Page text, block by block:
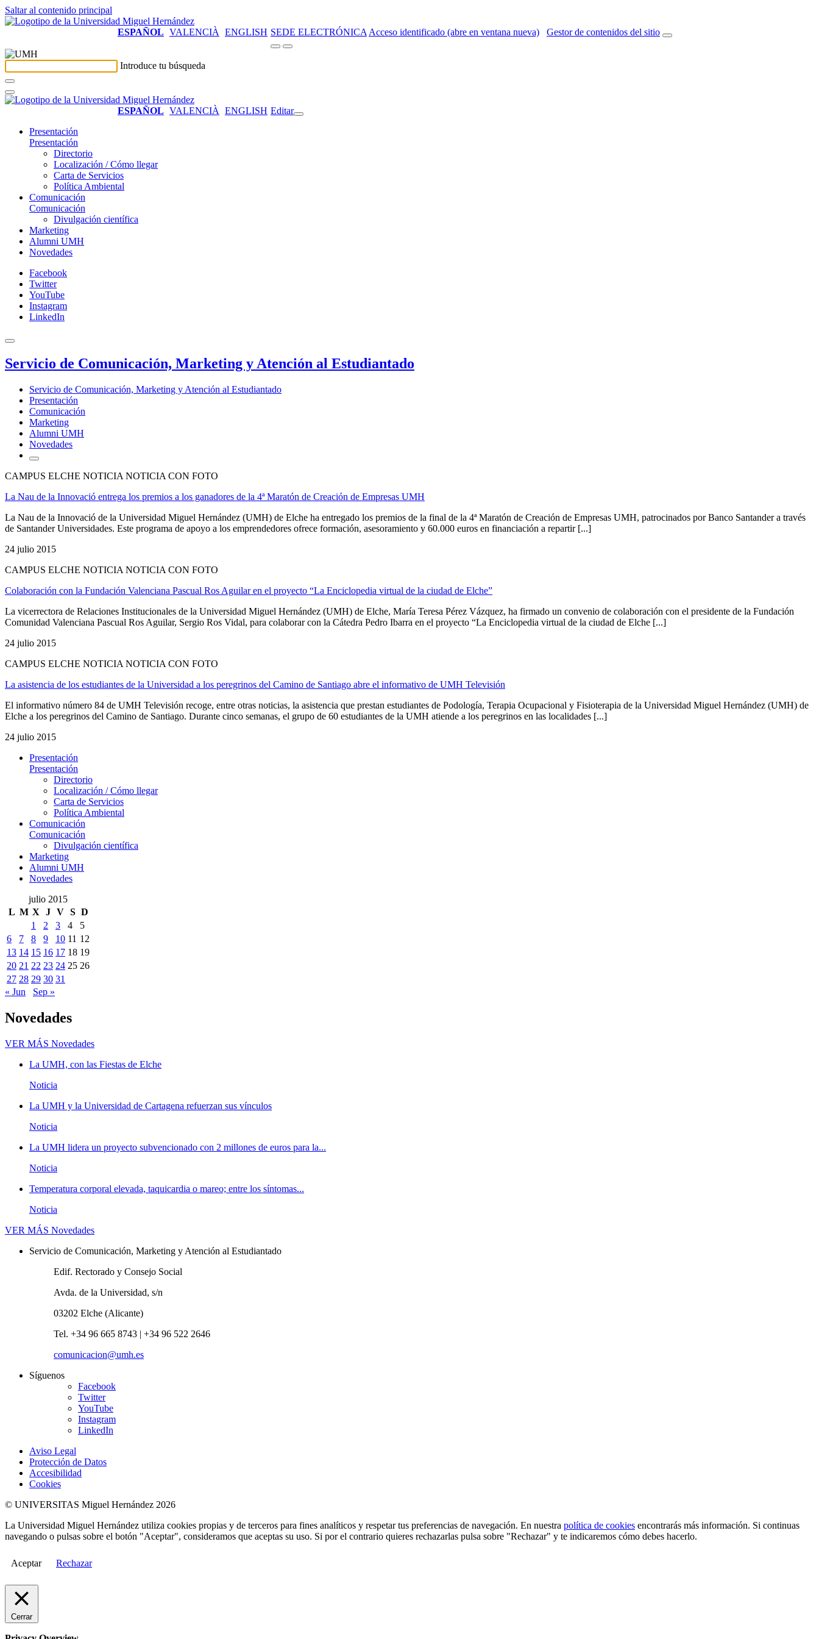
Saltar al contenido principal
ESPAÑOL VALENCIÀ ENGLISH SEDE ELECTRÓNICA Acceso identificado (abre en ventana nueva) Gestor de contenidos del sitio
Introduce tu búsqueda
ESPAÑOL VALENCIÀ ENGLISH Editar
Presentación
Presentación
Directorio
Localización / Cómo llegar
Carta de Servicios
Política Ambiental
Comunicación
Comunicación
Divulgación científica
Marketing
Alumni UMH
Novedades
Facebook
Twitter
YouTube
Instagram
LinkedIn
Servicio de Comunicación, Marketing y Atención al Estudiantado
Servicio de Comunicación, Marketing y Atención al Estudiantado
Presentación
Comunicación
Marketing
Alumni UMH
Novedades
CAMPUS ELCHE NOTICIA NOTICIA CON FOTO
La Nau de la Innovació entrega los premios a los ganadores de la 4ª Maratón de Creación de Empresas UMH
La Nau de la Innovació de la Universidad Miguel Hernández (UMH) de Elche ha entregado los premios de la final de la 4ª Maratón de Creación de Empresas UMH, patrocinados por Banco Santander a través
de Santander Universidades. Este programa de apoyo a los emprendedores ofrece formación, asesoramiento y 60.000 euros en financiación a repartir [...]
24 julio 2015
CAMPUS ELCHE NOTICIA NOTICIA CON FOTO
Colaboración con la Fundación Valenciana Pascual Ros Aguilar en el proyecto “La Enciclopedia virtual de la ciudad de Elche”
La vicerrectora de Relaciones Institucionales de la Universidad Miguel Hernández (UMH) de Elche, María Teresa Pérez Vázquez, ha firmado un convenio de colaboración con el presidente de la Fundación
Comunidad Valenciana Pascual Ros Aguilar, Sergio Ros Vidal, para colaborar con la Cátedra Pedro Ibarra en el proyecto “La Enciclopedia virtual de la ciudad de Elche [...]
24 julio 2015
CAMPUS ELCHE NOTICIA NOTICIA CON FOTO
La asistencia de los estudiantes de la Universidad a los peregrinos del Camino de Santiago abre el informativo de UMH Televisión
El informativo número 84 de UMH Televisión recoge, entre otras noticias, la asistencia que prestan estudiantes de Podología, Terapia Ocupacional y Fisioterapia de la Universidad Miguel Hernández (UMH) de
Elche a los peregrinos del Camino de Santiago. Durante cinco semanas, el grupo de 60 estudiantes de la UMH atiende a los peregrinos en las localidades [...]
24 julio 2015
Presentación
Presentación
Directorio
Localización / Cómo llegar
Carta de Servicios
Política Ambiental
Comunicación
Comunicación
Divulgación científica
Marketing
Alumni UMH
Novedades
julio 2015
L M X J V S D
1
2 3 4
5
6
7 8 9 10 11 12
13 14 15 16 17 18 19
20 21 22 23 24 25 26
27 28 29 30 31
« Jun
Sep »
Novedades
VER MÁS Novedades
La UMH, con las Fiestas de Elche
Noticia
La UMH y la Universidad de Cartagena refuerzan sus vínculos
Noticia
La UMH lidera un proyecto subvencionado con 2 millones de euros para la...
Noticia
Temperatura corporal elevada, taquicardia o mareo; entre los síntomas...
Noticia
VER MÁS Novedades
Servicio de Comunicación, Marketing y Atención al Estudiantado
Edif. Rectorado y Consejo Social
Avda. de la Universidad, s/n
03202 Elche (Alicante)
Tel. +34 96 665 8743 | +34 96 522 2646
comunicacion@umh.es
Síguenos
Facebook
Twitter
YouTube
Instagram
LinkedIn
Aviso Legal
Protección de Datos
Accesibilidad
Cookies
© UNIVERSITAS Miguel Hernández 2026
La Universidad Miguel Hernández utiliza cookies propias y de terceros para fines analíticos y respetar tus preferencias de navegación. En nuestra política de cookies encontrarás más información. Si continuas
navegando o pulsas sobre el botón "Aceptar", consideramos que aceptas su uso. Si por el contrario quieres rechazarlas pulsa sobre "Rechazar" y te indicaremos cómo debes hacerlo.
Aceptar Rechazar
Cerrar